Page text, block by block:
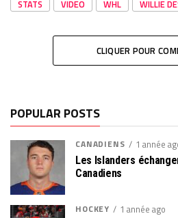
STATS
VIDEO WHL WILLIE
CLIQUER POUR
POPULAR POSTS
CANADIENS 1 année
Les Islanders
Canadiens
HOCKEY 1 année ago